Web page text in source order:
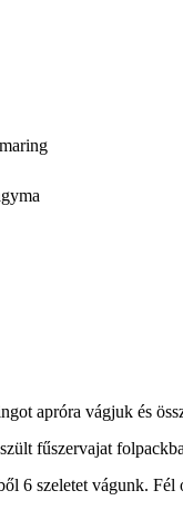
apróra vágjuk és
fűszervajat
6 szeletet vágunk. Fél